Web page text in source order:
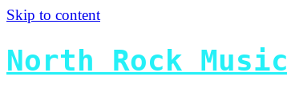
Skip to content
North Rock Music